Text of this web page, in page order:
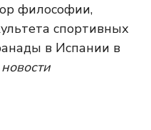
философии,
спортивных
в Испании в